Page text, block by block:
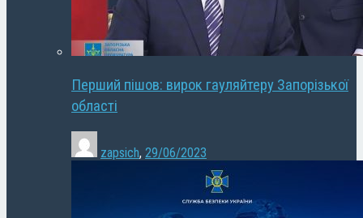
Перший пішов: вирок гауляйтеру Запорізької
області
zapsich, 29/06/2023